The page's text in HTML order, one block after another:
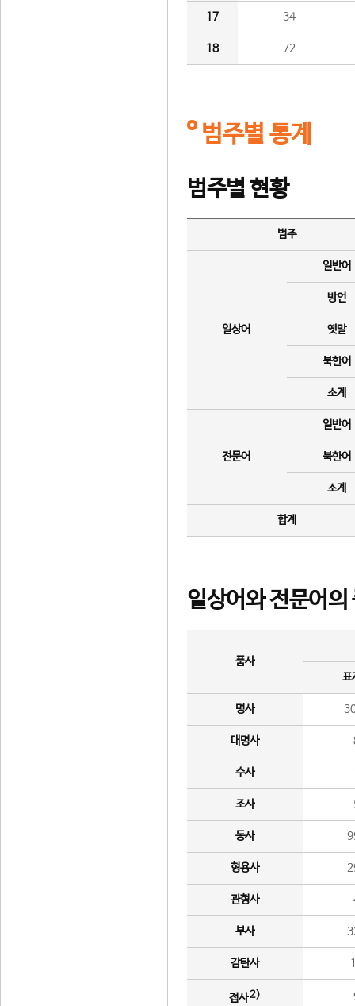
17 34
18 72
범주별 통계
범주별 현황
범주
일상어
일반어
방언
옛말
북한어
소계
전문어
일반어
북한어
소계
합계
일상어와 전문어의
품사
표
명사
대명사
수사
조사
동사
형용사
관형사
부사
감탄사
접사2)